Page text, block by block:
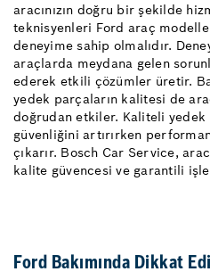
aracınızın doğru bir şekilde
teknisyenleri Ford araç
deneyime sahip olmalıdır.
araçlarda meydana gelen
ederek etkili çözümler üretir.
yedek parçaların kalitesi de
doğrudan etkiler. Kaliteli yedek
güvenliğini artırırken
çıkarır. Bosch Car Service,
kalite güvencesi ve garantili
Ford Bakımında Dikkat